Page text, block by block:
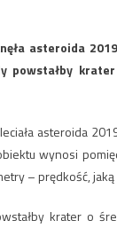
asteroida
powstałby
asteroida
wynosi
– prędkość,
krater o